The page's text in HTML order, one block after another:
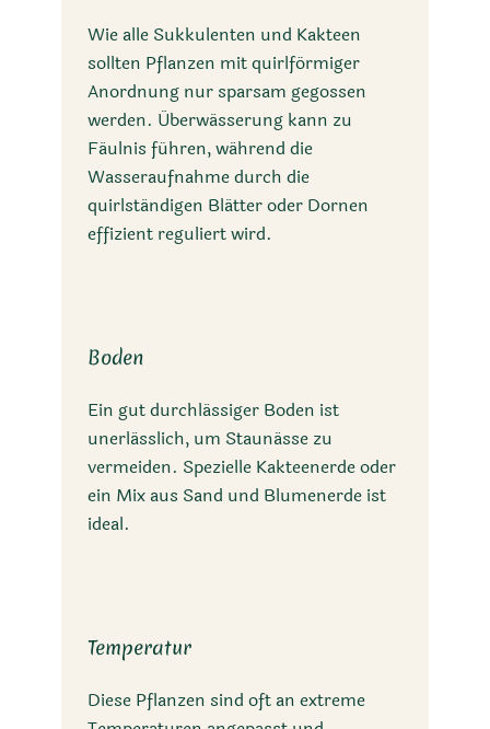
Wie alle Sukkulenten und Kakteen
sollten Pflanzen mit quirlförmiger
Anordnung nur sparsam gegossen
werden. Überwässerung kann zu
Fäulnis führen, während die
Wasseraufnahme durch die
quirlständigen Blätter oder Dornen
effizient reguliert wird.
Boden
Ein gut durchlässiger Boden ist
unerlässlich, um Staunässe zu
vermeiden. Spezielle Kakteenerde oder
ein Mix aus Sand und Blumenerde ist
ideal.
Temperatur
Diese Pflanzen sind oft an extreme